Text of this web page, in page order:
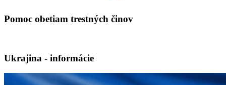
Pomoc obetiam trestných činov
Ukrajina - informácie